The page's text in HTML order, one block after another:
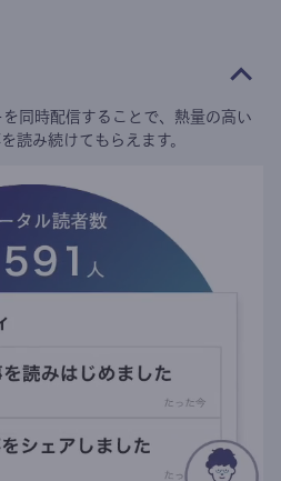
同時配信することで、熱量の高い
読み続けてもらえます。